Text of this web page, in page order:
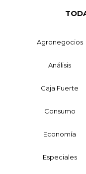
Agronegocios
Análisis
Caja Fuerte
Consumo
Economía
Especiales